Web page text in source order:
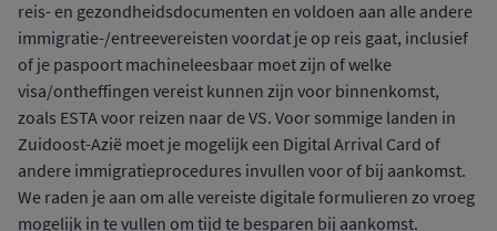
reis- en gezondheidsdocumenten en voldoen aan alle andere
immigratie-/entreevereisten voordat je op reis gaat, inclusief
of je paspoort machineleesbaar moet zijn of welke
visa/ontheffingen vereist kunnen zijn voor binnenkomst,
zoals ESTA voor reizen naar de VS. Voor sommige landen in
Zuidoost-Azië moet je mogelijk een Digital Arrival Card of
andere immigratieprocedures invullen voor of bij aankomst.
We raden je aan om alle vereiste digitale formulieren zo vroeg
mogelijk in te vullen om tijd te besparen bij aankomst.